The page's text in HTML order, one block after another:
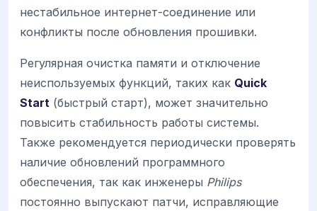
нестабильное интернет-соединение или
конфликты после обновления прошивки.
Регулярная очистка памяти и отключение
неиспользуемых функций, таких как Quick
Start (быстрый старт), может значительно
повысить стабильность работы системы.
Также рекомендуется периодически проверять
наличие обновлений программного
обеспечения, так как инженеры Philips
постоянно выпускают патчи, исправляющие